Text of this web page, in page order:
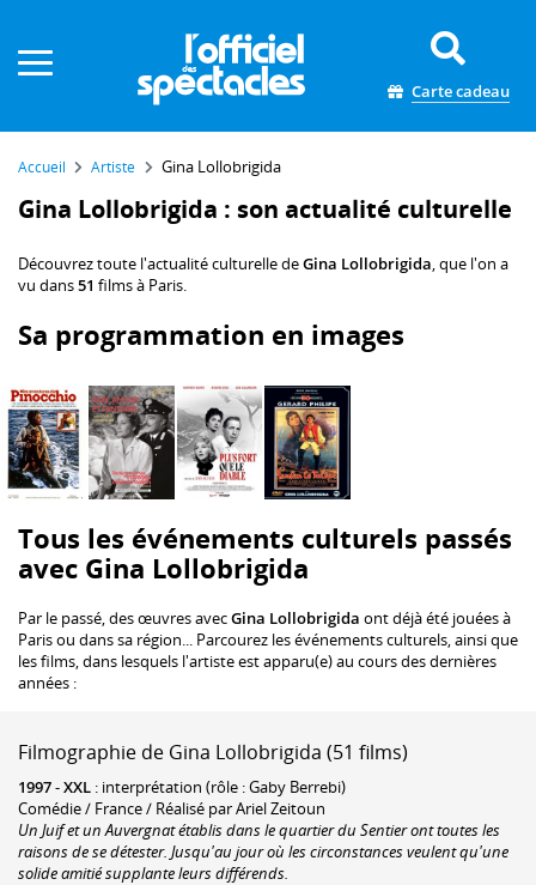
Carte cadeau
Accueil Artiste Gina Lollobrigida
Gina Lollobrigida : son actualité culturelle
Découvrez toute l'actualité culturelle deGina Lollobrigida, que l'on a
vu dans51 films à Paris.
Sa programmation en images
Tous les événements culturels passés
avec Gina Lollobrigida
Par le passé, des œuvres avecGina Lollobrigida ont déjà été jouées à
Paris ou dans sa région... Parcourez les événements culturels, ainsi que
les films, dans lesquels l'artiste est apparu(e) au cours des dernières
années :
Filmographie de Gina Lollobrigida (51 films)
1997-XXL : interprétation (rôle : Gaby Berrebi)
Comédie / France / Réalisé par Ariel Zeitoun
Un Juif et un Auvergnat établis dans le quartier du Sentier ont toutes les
raisons de se détester. Jusqu'au jour où les circonstances veulent qu'une
solide amitié supplante leurs différends.